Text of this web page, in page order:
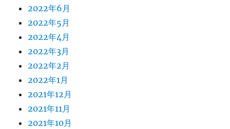
2022年6月
2022年5月
2022年4月
2022年3月
2022年2月
2022年1月
2021年12月
2021年11月
2021年10月